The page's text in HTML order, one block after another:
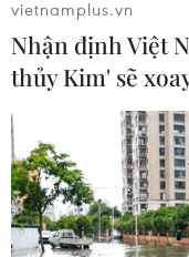
phát triển hạ tầng
06/08/2026 07:29
vietnamplus.vn
Nhận định Việt
thủy Kim' sẽ